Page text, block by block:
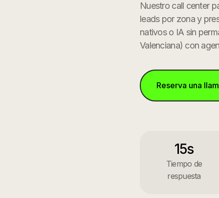
Nuestro call center
leads por zona y
nativos o IA sin
Valenciana) con
Reserva una
15s
Tiempo de
respuesta